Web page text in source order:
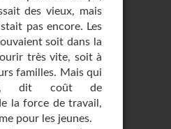
des vieux, mais
pas encore. Les
soit dans la
très vite, soit à
familles. Mais qui
dit coût de
la force de travail,
pour les jeunes.